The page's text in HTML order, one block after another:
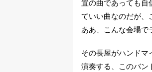
置の曲であっても自
ていい曲なのだが、
ああ、こんな会場で
その長屋がハンド
演奏する、このバン